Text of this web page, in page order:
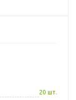
20 шт.